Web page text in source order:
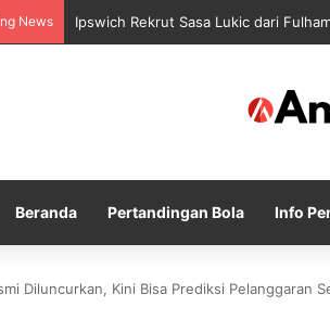
News Ipswich Rekrut Sasa Lukic dari
Beranda Pertandingan Bola Info
Diluncurkan, Kini Bisa Prediksi Pelanggaran